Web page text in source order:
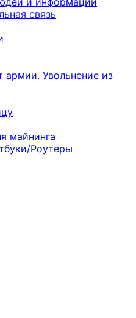
связь
армии. Увольнение из
майнинга
Роутеры